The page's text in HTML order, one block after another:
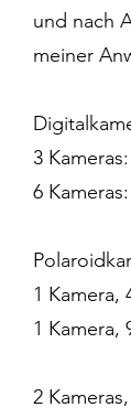
und nach
meiner
3
6
1 Kamera,
1 Kamera,
2